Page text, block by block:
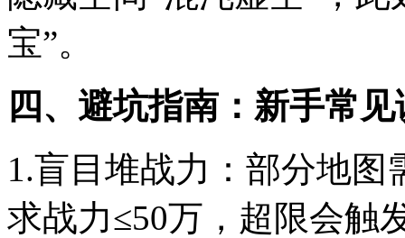
宝”。
四、避坑指南：新手常见
1.盲目堆战力：部分地图
求战力≤50万，超限会触